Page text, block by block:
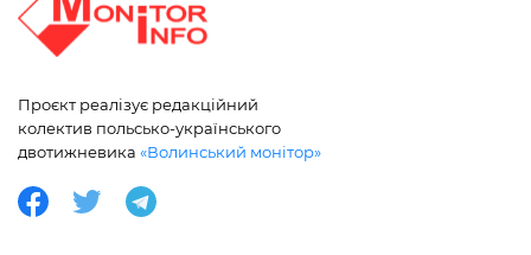
Проєкт реалізує редакційний
колектив польсько-українського
двотижневика «Волинський монітор»